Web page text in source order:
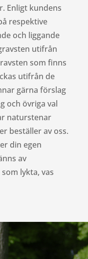
Enligt kundens
respektive
och liggande
utifrån
som finns
utifrån de
gärna förslag
och övriga val
naturstenar
beställer av oss.
din egen
av
lykta, vas